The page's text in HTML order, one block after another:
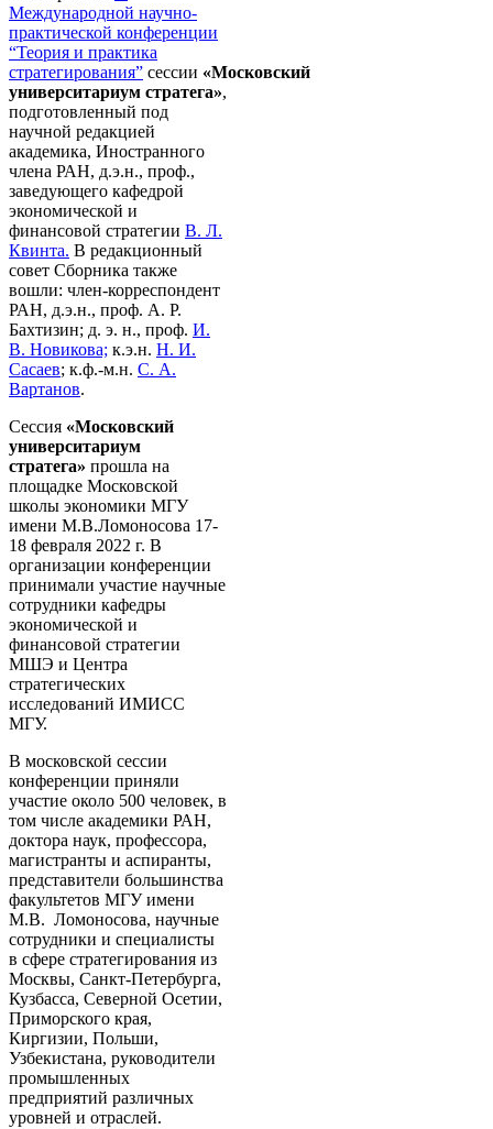
Международной научно-
практической конференции
“Теория и практика
стратегирования” сессии «Московский
университариум стратега»,
подготовленный под
научной редакцией
академика, Иностранного
члена РАН, д.э.н., проф.,
заведующего кафедрой
экономической и
финансовой стратегии В. Л.
Квинта. В редакционный
совет Сборника также
вошли: член-корреспондент
РАН, д.э.н., проф. А. Р.
Бахтизин; д. э. н., проф. И.
В. Новикова; к.э.н. Н. И.
Сасаев; к.ф.-м.н. С. А.
Вартанов.
Сессия «Московский
университариум
стратега» прошла на
площадке Московской
школы экономики МГУ
имени М.В.Ломоносова 17-
18 февраля 2022 г. В
организации конференции
принимали участие научные
сотрудники кафедры
экономической и
финансовой стратегии
МШЭ и Центра
стратегических
исследований ИМИСС
МГУ.
В московской сессии
конференции приняли
участие около 500 человек, в
том числе академики РАН,
доктора наук, профессора,
магистранты и аспиранты,
представители большинства
факультетов МГУ имени
М.В. Ломоносова, научные
сотрудники и специалисты
в сфере стратегирования из
Москвы, Санкт-Петербурга,
Кузбасса, Северной Осетии,
Приморского края,
Киргизии, Польши,
Узбекистана, руководители
промышленных
предприятий различных
уровней и отраслей.